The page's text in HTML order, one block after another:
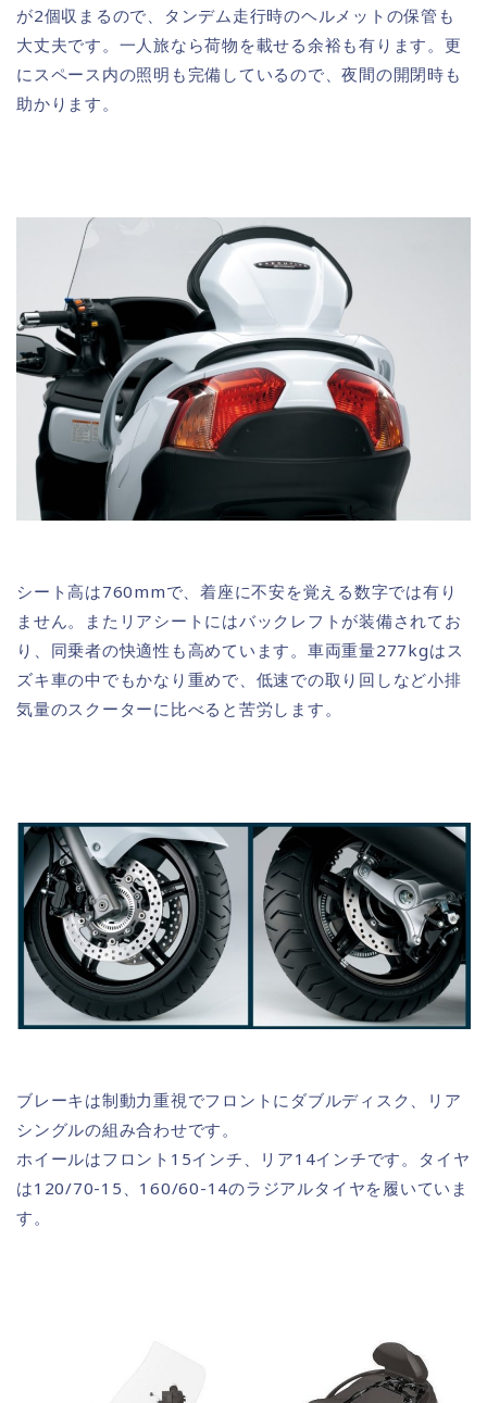
が2個収まるので、タンデム走行時のヘルメットの保管も
大丈夫です。一人旅なら荷物を載せる余裕も有ります。更
にスペース内の照明も完備しているので、夜間の開閉時も
助かります。
シート高は760mmで、着座に不安を覚える数字では有り
ません。またリアシートにはバックレフトが装備されてお
り、同乗者の快適性も高めています。車両重量277kgはス
ズキ車の中でもかなり重めで、低速での取り回しなど小排
気量のスクーターに比べると苦労します。
ブレーキは制動力重視でフロントにダブルディスク、リア
シングルの組み合わせです。
ホイールはフロント15インチ、リア14インチです。タイヤ
は120/70-15、160/60-14のラジアルタイヤを履いていま
す。